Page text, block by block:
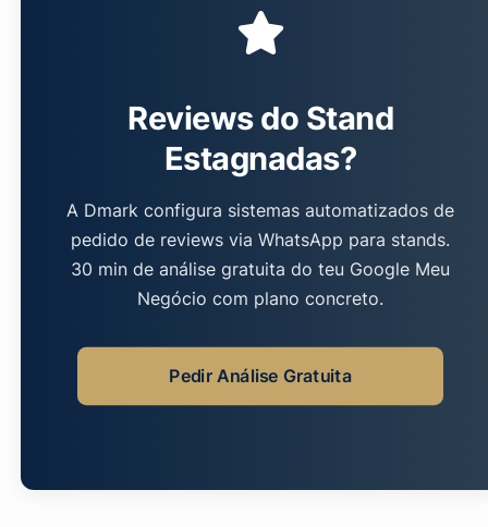
Reviews do Stand
Estagnadas?
A Dmark configura sistemas automatizados de
pedido de reviews via WhatsApp para stands.
30 min de análise gratuita do teu Google Meu
Negócio com plano concreto.
Pedir Análise Gratuita